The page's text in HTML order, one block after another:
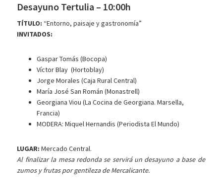
Desayuno Tertulia – 10:00h
TÍTULO: “Entorno, paisaje y gastronomía”
INVITADOS:
Gaspar Tomás (Bocopa)
Víctor Blay (Hortoblay)
Jorge Morales (Caja Rural Central)
María José San Román (Monastrell)
Georgiana Viou (La Cocina de Georgiana. Marsella,
Francia)
MODERA: Miquel Hernandis (Periodista El Mundo)
LUGAR: Mercado Central.
Al finalizar la mesa redonda se servirá un desayuno a base de
zumos y frutas por gentileza de Mercalicante.